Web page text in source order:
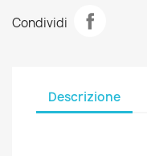
Condividi
Descrizione